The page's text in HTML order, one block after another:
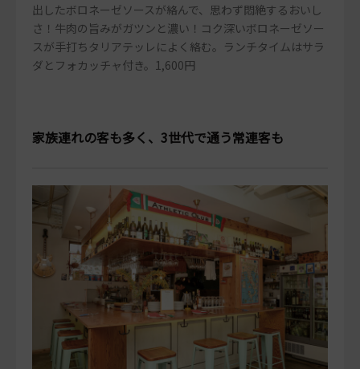
出したボロネーゼソースが絡んで、思わず悶絶するおいし
さ！牛肉の旨みがガツンと濃い！コク深いボロネーゼソー
スが手打ちタリアテッレによく絡む。ランチタイムはサラ
ダとフォカッチャ付き。1,600円
家族連れの客も多く、3世代で通う常連客も